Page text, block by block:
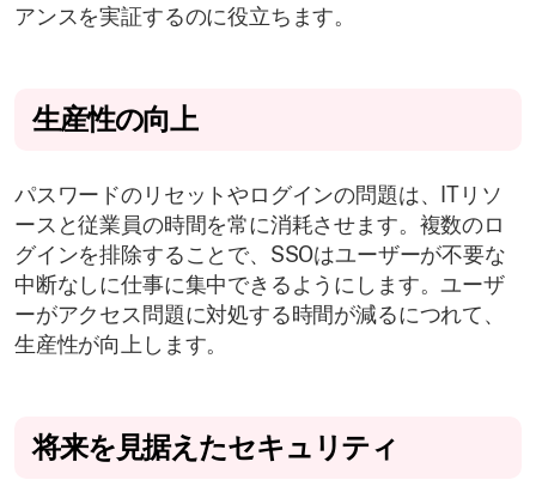
アンスを実証するのに役立ちます。
生産性の向上
パスワードのリセットやログインの問題は、ITリソ
ースと従業員の時間を常に消耗させます。複数のロ
グインを排除することで、SSOはユーザーが不要な
中断なしに仕事に集中できるようにします。ユーザ
ーがアクセス問題に対処する時間が減るにつれて、
生産性が向上します。
将来を見据えたセキュリティ